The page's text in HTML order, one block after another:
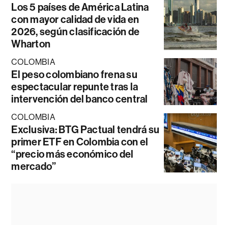
Los 5 países de América Latina
con mayor calidad de vida en
2026, según clasificación de
Wharton
COLOMBIA
El peso colombiano frena su
espectacular repunte tras la
intervención del banco central
COLOMBIA
Exclusiva: BTG Pactual tendrá su
primer ETF en Colombia con el
“precio más económico del
mercado”